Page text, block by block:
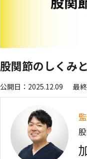
股関節のしくみ
公開日：2025.12.09 最